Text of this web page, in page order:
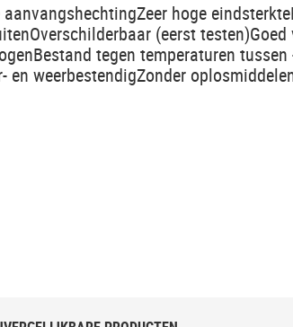
aanvangshechtingZeer hoge
(eerst testen)Goed
tegen temperaturen tussen
en weerbestendigZonder